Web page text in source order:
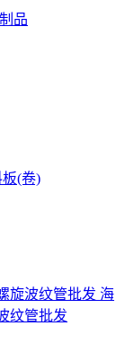
品
(卷)
海
纹管批发